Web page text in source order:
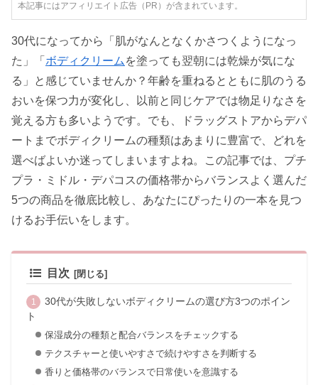
本記事にはアフィリエイト広告（PR）が含まれています。
30代になってから「肌がなんとなくかさつくようになっ
た」「 ボディクリーム を塗っても翌朝には乾燥が気にな
る」と感じていませんか？年齢を重ねるとともに肌のうる
おいを保つ力が変化し、以前と同じケアでは物足りなさを
覚える方も多いようです。でも、ドラッグストアからデパ
ートまでボディクリームの種類はあまりに豊富で、どれを
選べばよいか迷ってしまいますよね。この記事では、プチ
プラ・ミドル・デパコスの価格帯からバランスよく選んだ
5つの商品を徹底比較し、あなたにぴったりの一本を見つ
けるお手伝いをします。
目次
30代が失敗しないボディクリームの選び方3つのポイン
ト
保湿成分の種類と配合バランスをチェックする
テクスチャーと使いやすさで続けやすさを判断する
香りと価格帯のバランスで日常使いを意識する